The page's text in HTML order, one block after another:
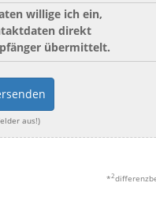
willige ich ein,
direkt
übermittelt.
aus!)
*2